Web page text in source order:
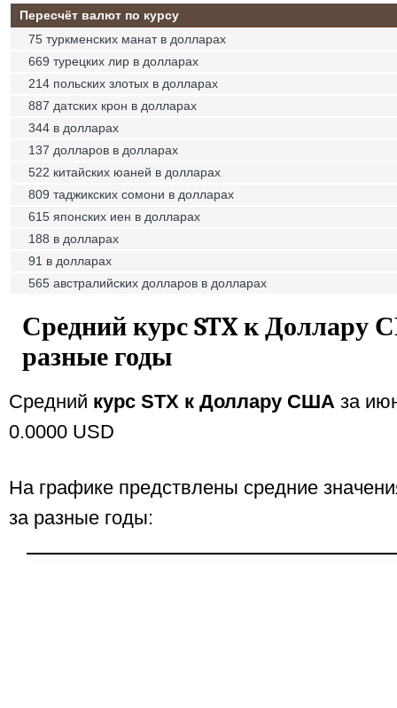
Пересчёт валют по курсу
75 туркменских манат в долларах
669 турецких лир в долларах
214 польских злотых в долларах
887 датских крон в долларах
344 в долларах
137 долларов в долларах
522 китайских юаней в долларах
809 таджикских сомони в долларах
615 японских иен в долларах
188 в долларах
91 в долларах
565 австралийских долларов в долларах
Средний курс STX к
разные годы
Средний курс STX к Доллару США за
0.0000 USD
На графике предствлены средние
за разные годы: